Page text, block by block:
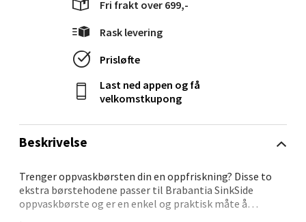
Beskrivelse
Trenger oppvaskbørsten din en oppfriskning? Disse to
ekstra børstehodene passer til Brabantia SinkSide
oppvaskbørste og er en enkel og praktisk måte å
Fri frakt over 699,-
Rask levering
Prisløfte
Last ned appen og få
velkomstkupong
Narvik - Thon Senter Malmporten
Bolagsgata 1, 8514 Narvik
Åpent i dag 10-20
0 i butikk